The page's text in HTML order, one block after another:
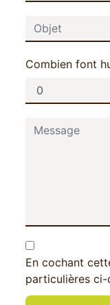
Combien font
En cochant
particulières ci-